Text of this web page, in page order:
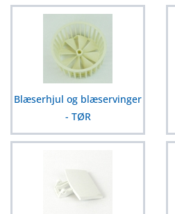
Blæserhjul og blæservinger
- TØR